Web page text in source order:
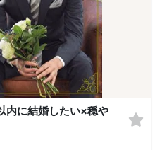
内に結婚したい×穏や